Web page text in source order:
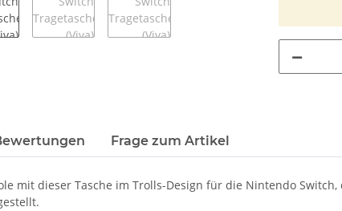
Frage zum Artikel
mit dieser Tasche im Trolls-Design für die Nintendo